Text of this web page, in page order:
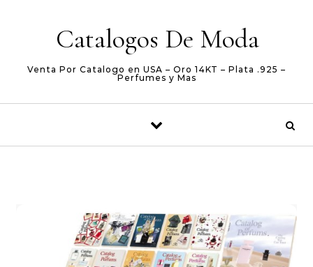
Catalogos De Moda
Venta Por Catalogo en USA – Oro 14KT – Plata .925 –
Perfumes y Mas